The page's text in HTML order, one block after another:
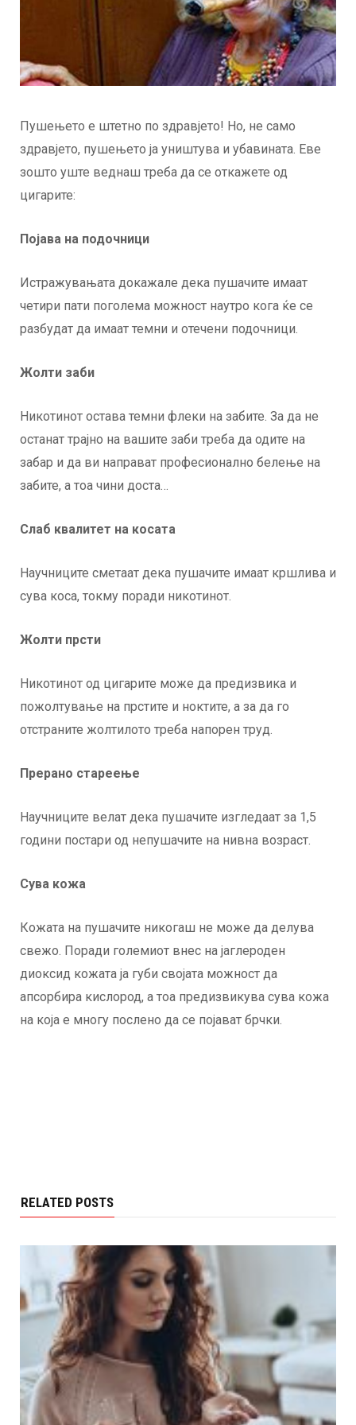
Пушењето е штетно по здравјето! Но, не само
здравјето, пушењето ја уништува и убавината. Еве
зошто уште веднаш треба да се откажете од
цигарите:
Појава на подочници
Истражувањата докажале дека пушачите имаат
четири пати поголема можност наутро кога ќе се
разбудат да имаат темни и отечени подочници.
Жолти заби
Никотинот остава темни флеки на забите. За да не
останат трајно на вашите заби треба да одите на
забар и да ви направат професионално белење на
забите, а тоа чини доста…
Слаб квалитет на косата
Научниците сметаат дека пушачите имаат кршлива и
сува коса, токму поради никотинот.
Жолти прсти
Никотинот од цигарите може да предизвика и
пожолтување на прстите и ноктите, а за да го
отстраните жолтилото треба напорен труд.
Прерано стареење
Научниците велат дека пушачите изгледаат за 1,5
години постари од непушачите на нивна возраст.
Сува кожа
Кожата на пушачите никогаш не може да делува
свежо. Поради големиот внес на јаглероден
диоксид кожата ја губи својата можност да
апсорбира кислород, а тоа предизвикува сува кожа
на која е многу послено да се појават брчки.
RELATED POSTS